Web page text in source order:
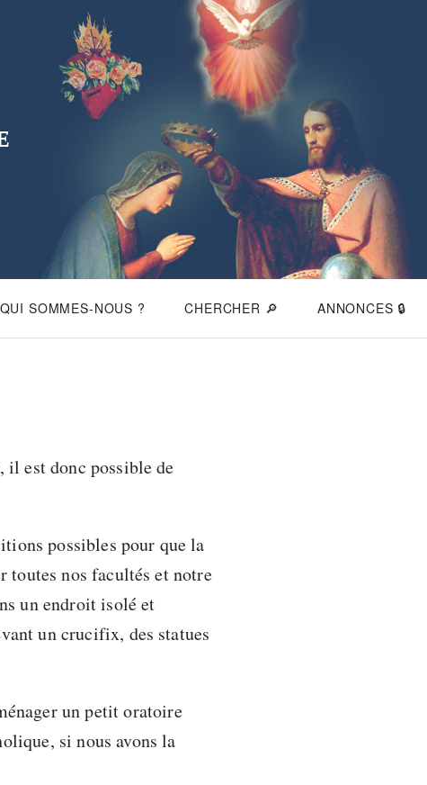
QUI SOMMES-NOUS ? CHERCHER 🔎 ANNONCES 🔒
il est donc possible de
possibles pour que la
toutes nos facultés et notre
un endroit isolé et
un crucifix, des statues
un petit oratoire
si nous avons la